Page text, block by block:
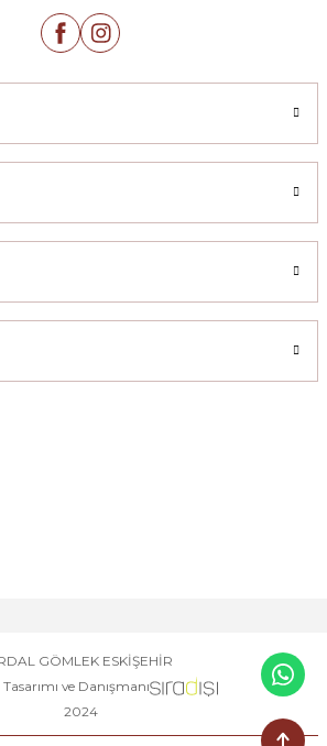
GÖMLEK ESKİŞEHİR
ve Danışmanı
2024